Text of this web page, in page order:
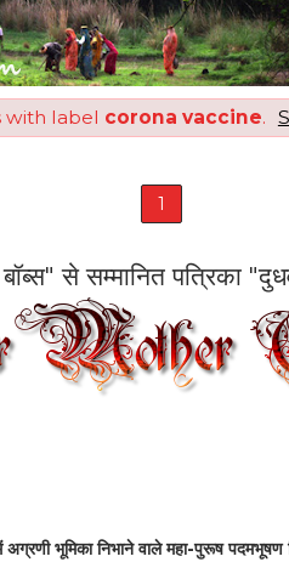
with label corona vaccine.
1
बॉब्स" से सम्मानित पत्रिका
भूमिका निभाने वाले महा-पुरूष पदमभूषण